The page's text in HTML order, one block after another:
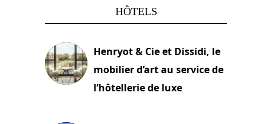
HÔTELS
Henryot & Cie et Dissidi, le
mobilier d’art au service de
l’hôtellerie de luxe